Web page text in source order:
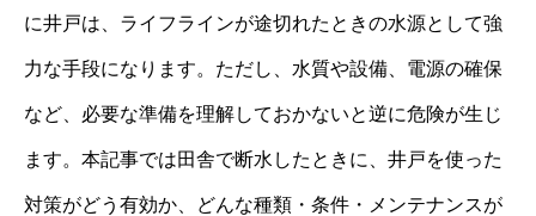
に井戸は、ライフラインが途切れたときの水源として強
力な手段になります。ただし、水質や設備、電源の確保
など、必要な準備を理解しておかないと逆に危険が生じ
ます。本記事では田舎で断水したときに、井戸を使った
対策がどう有効か、どんな種類・条件・メンテナンスが